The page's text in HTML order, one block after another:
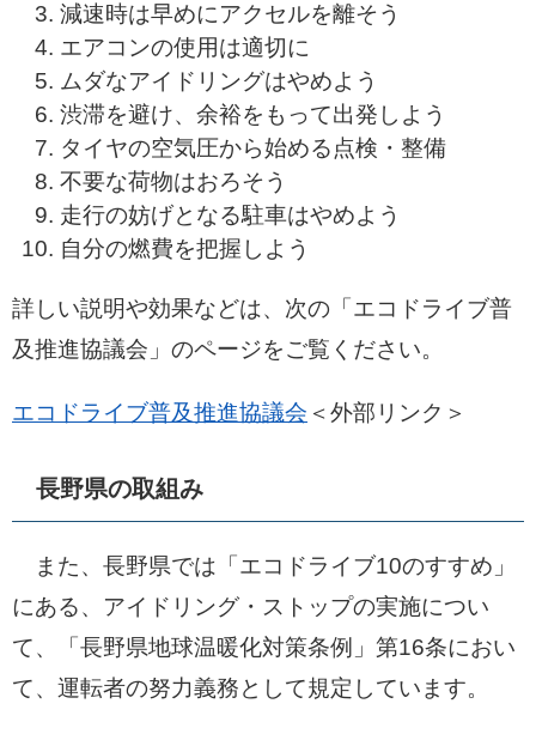
減速時は早めにアクセルを離そう
エアコンの使用は適切に
ムダなアイドリングはやめよう
渋滞を避け、余裕をもって出発しよう
タイヤの空気圧から始める点検・整備
不要な荷物はおろそう
走行の妨げとなる駐車はやめよう
自分の燃費を把握しよう
詳しい説明や効果などは、次の「エコドライブ普
及推進協議会」のページをご覧ください。
エコドライブ普及推進協議会 ＜外部リンク＞
長野県の取組み
また、長野県では「エコドライブ10のすすめ」
にある、アイドリング・ストップの実施につい
て、「長野県地球温暖化対策条例」第16条におい
て、運転者の努力義務として規定しています。